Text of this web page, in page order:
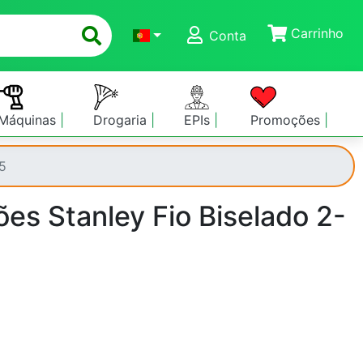
Conta
Carrinho
Drogaria EPIs Promoções
Stanley Fio Biselado 2-